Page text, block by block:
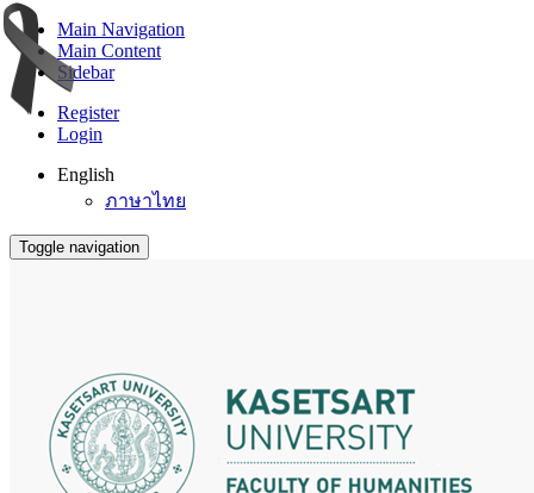
Main Navigation
Main Content
Sidebar
Register
Login
English
ภาษาไทย
Toggle navigation